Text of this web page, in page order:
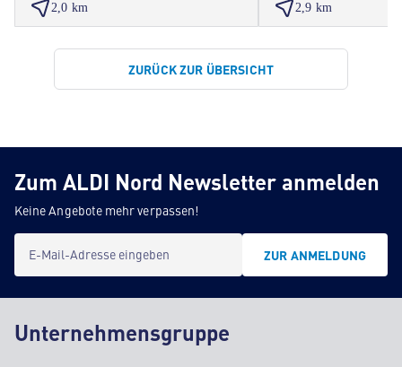
2,0 km 2,9 km
ZURÜCK ZUR ÜBERSICHT
Zum ALDI Nord Newsletter anmelden
Keine Angebote mehr verpassen!
E-Mail-Adresse eingeben ZUR ANMELDUNG
Unternehmensgruppe